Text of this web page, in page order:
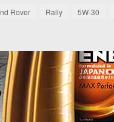
Rover Rally 5W-30